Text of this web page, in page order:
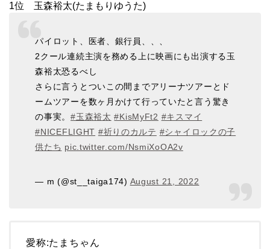
1位 玉森裕太(たまもりゆうた)
パイロット、医者、銀行員、、、
2クール連続主演を務める上に映画にも出演する玉
森裕太恐るべし
さらに言うとついこの間までアリーナツアーとド
ームツアーを数ヶ月かけて行っていたと言う驚き
の事実。#玉森裕太 #KisMyFt2 #キスマイ
#NICEFLIGHT #祈りのカルテ #シャイロックの子
供たち pic.twitter.com/NsmiXoOA2v
— m (@st__taiga174) August 21, 2022
愛称:たまちゃん